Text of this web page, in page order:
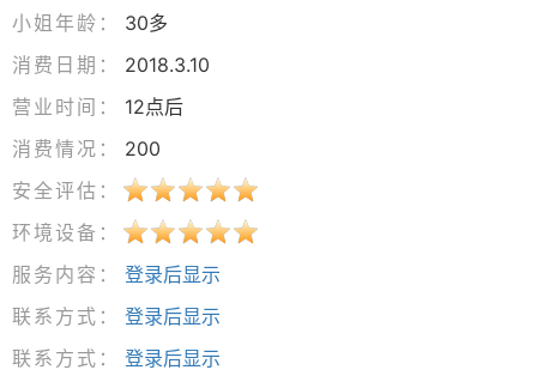
小姐年龄：
30多
消费日期：
2018.3.10
营业时间：
12点后
消费情况：
200
安全评估：
环境设备：
服务内容：
登录后显示
联系方式：
登录后显示
联系方式：
登录后显示